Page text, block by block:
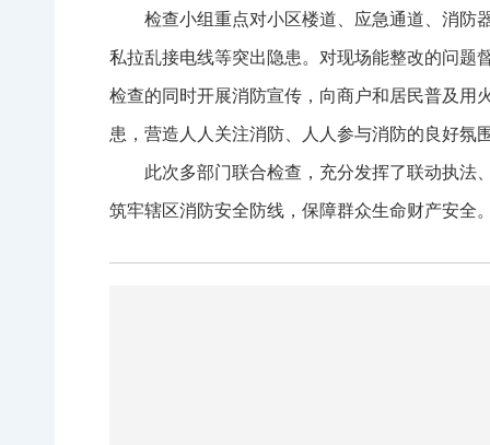
检查小组重点对小区楼道、应急通道、消防
私拉乱接电线等突出隐患。对现场能整改的问题
检查的同时开展消防宣传，向商户和居民普及用
患，营造人人关注消防、人人参与消防的良好氛
此次多部门联合检查，充分发挥了联动执法
筑牢辖区消防安全防线，保障群众生命财产安全